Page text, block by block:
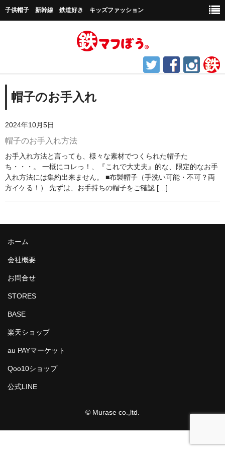
子供帽子 新幹線 鉄道好き キッズファッション
帽子など
キャップ帽子
新幹線シリーズ
貨物シリーズ
冬の帽子
新幹線シリーズ（冬）
私鉄・在来線シリーズ（冬）
貨物列車シリーズ
帽子のお手入れ
2024年10月5日
帽子のお手入れ方法
お手入れ方法と言っても、様々な素材でつくられた帽子た
ち・・・。 一概にコレっ！、『これで大丈夫』的な、限定的なお手
入れ方法には集約出来ません。 ■布製帽子（手洗い可能・不可？両
方イケる！） 先ずは、お手持ちの帽子をご確認 […]
ホーム
会社概要
お問合せ
STORES
BASE
楽天ショップ
au PAYマーケット
Qoo10ショップ
公式LINE
© Murase co.,ltd.